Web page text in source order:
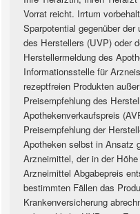
Vorrat reicht. Irrtum
Sparpotential gegenüber
des Herstellers (UVP) oder
Herstellermeldung des
Informationsstelle für
rezeptfreien Produkten
Preisempfehlung des
Apothekenverkaufspreis
Preisempfehlung der
Apotheken selbst in Ansatz
Arzneimittel, der in der
Arzneimittel Abgabepreis
bestimmten Fällen das
Krankenversicherung